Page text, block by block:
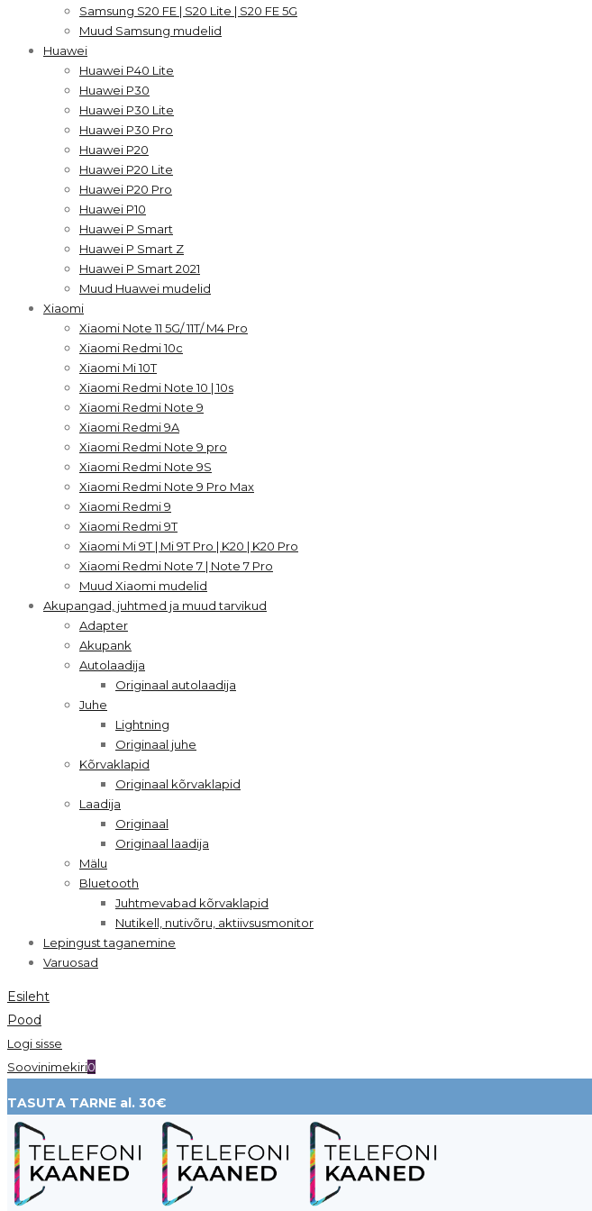
Samsung S20 FE | S20 Lite | S20 FE 5G
Muud Samsung mudelid
Huawei
Huawei P40 Lite
Huawei P30
Huawei P30 Lite
Huawei P30 Pro
Huawei P20
Huawei P20 Lite
Huawei P20 Pro
Huawei P10
Huawei P Smart
Huawei P Smart Z
Huawei P Smart 2021
Muud Huawei mudelid
Xiaomi
Xiaomi Note 11 5G/ 11T/ M4 Pro
Xiaomi Redmi 10c
Xiaomi Mi 10T
Xiaomi Redmi Note 10 | 10s
Xiaomi Redmi Note 9
Xiaomi Redmi 9A
Xiaomi Redmi Note 9 pro
Xiaomi Redmi Note 9S
Xiaomi Redmi Note 9 Pro Max
Xiaomi Redmi 9
Xiaomi Redmi 9T
Xiaomi Mi 9T | Mi 9T Pro | K20 | K20 Pro
Xiaomi Redmi Note 7 | Note 7 Pro
Muud Xiaomi mudelid
Akupangad, juhtmed ja muud tarvikud
Adapter
Akupank
Autolaadija
Originaal autolaadija
Juhe
Lightning
Originaal juhe
Kõrvaklapid
Originaal kõrvaklapid
Laadija
Originaal
Originaal laadija
Mälu
Bluetooth
Juhtmevabad kõrvaklapid
Nutikell, nutivõru, aktiivsusmonitor
Lepingust taganemine
Varuosad
Esileht
Pood
Logi sisse
Soovinimekiri0
TASUTA TARNE al. 30€